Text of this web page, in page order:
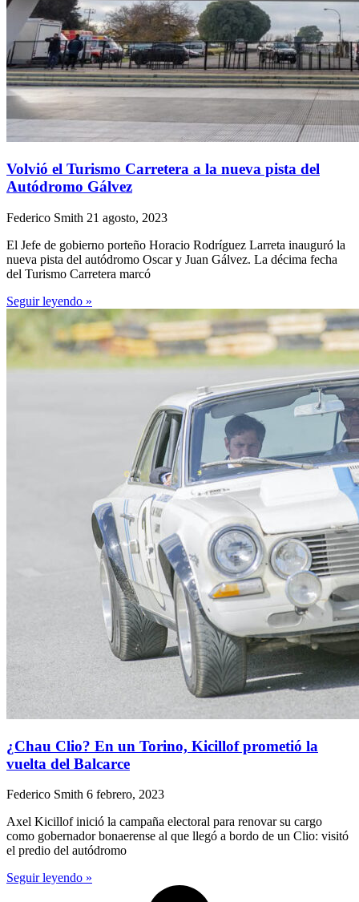
Volvió el Turismo Carretera a la nueva pista del
Autódromo Gálvez
Federico Smith 21 agosto, 2023
El Jefe de gobierno porteño Horacio Rodríguez Larreta inauguró la
nueva pista del autódromo Oscar y Juan Gálvez. La décima fecha
del Turismo Carretera marcó
Seguir leyendo »
¿Chau Clio? En un Torino, Kicillof prometió la
vuelta del Balcarce
Federico Smith 6 febrero, 2023
Axel Kicillof inició la campaña electoral para renovar su cargo
como gobernador bonaerense al que llegó a bordo de un Clio: visitó
el predio del autódromo
Seguir leyendo »